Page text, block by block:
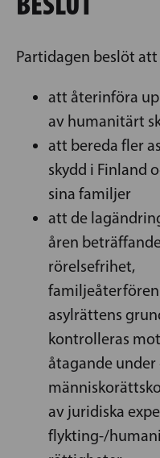
Partidagen beslöt att
att återinföra
av humanitärt
att bereda fler
skydd i Finland
sina familjer
att de
åren
rörelsefrihet,
asylrättens
kontrolleras
åtagande
av juridiska
flykting-/